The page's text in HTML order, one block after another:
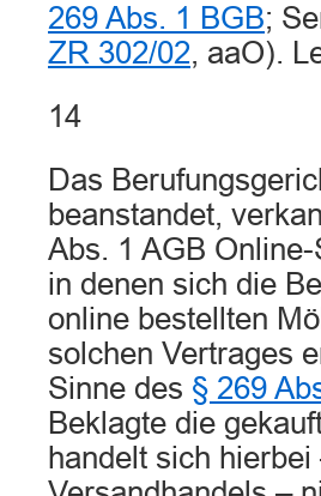
269 Abs. 1 BGB;
ZR 302/02, aaO).
14
Das
beanstandet,
Abs. 1 AGB
in denen sich die
online bestellten
solchen Vertrages
Sinne des § 269
Beklagte die
handelt sich